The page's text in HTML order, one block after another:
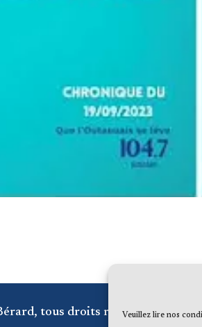
Veuillez lire nos
tous droits réservés